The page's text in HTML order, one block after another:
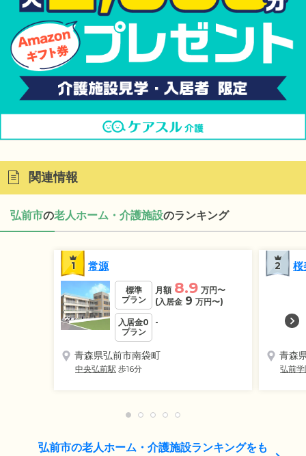
関連情報
弘前市の老人ホーム・介護施設のランキング
1 常源
標準
プラン
月額 8.9 万円〜
(入居金 9 万円〜)
入居金0
プラン
-
青森県弘前市南袋町
中央弘前駅 歩16分
2 桜
青森
弘前
弘前市の老人ホーム・介護施設ランキングをも